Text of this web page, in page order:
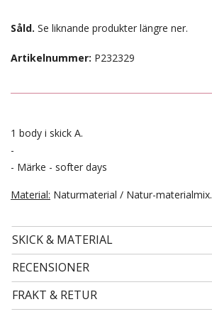
Såld. Se liknande produkter längre ner.
Artikelnummer: P232329
1 body i skick A.
-
- Märke - softer days
Material: Naturmaterial / Natur-materialmix.
SKICK & MATERIAL
RECENSIONER
FRAKT & RETUR